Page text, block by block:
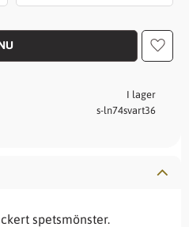
Lägg
I lager
s-ln74svart36
spetsmönster.